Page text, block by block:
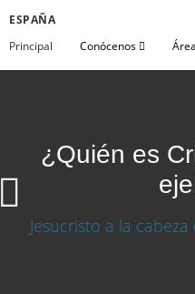
ESPAÑA
Principal
Conócenos
¿Quién es